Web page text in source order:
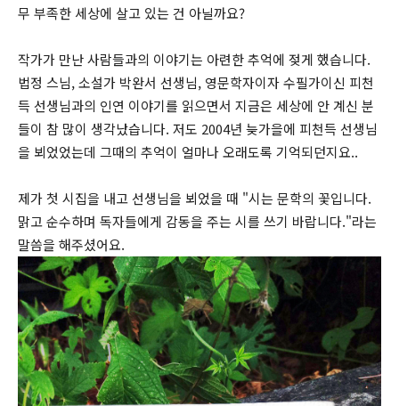
무 부족한 세상에 살고 있는 건 아닐까요?
작가가 만난 사람들과의 이야기는 아련한 추억에 젖게 했습니다.
법정 스님, 소설가 박완서 선생님, 영문학자이자 수필가이신 피천
득 선생님과의 인연 이야기를 읽으면서 지금은 세상에 안 계신 분
들이 참 많이 생각났습니다. 저도 2004년 늦가을에 피천득 선생님
을 뵈었었는데 그때의 추억이 얼마나 오래도록 기억되던지요..
제가 첫 시집을 내고 선생님을 뵈었을 때 "시는 문학의 꽃입니다.
맑고 순수하며 독자들에게 감동을 주는 시를 쓰기 바랍니다."라는
말씀을 해주셨어요.